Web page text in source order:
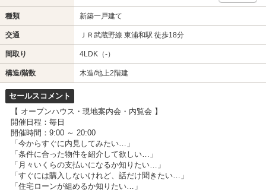
種類 新築一戸建て
交通 ＪＲ武蔵野線 東浦和駅 徒歩18分
間取り 4LDK（-）
構造/階数 木造/地上2階建
セールスコメント
【 オープンハウス・現地案内会・内覧会 】
開催日程：毎日
開催時間：9:00 ～ 20:00
「今からすぐに内見してみたい…」
「条件に合った物件を紹介して欲しい…」
「月々いくらの支払いになるか知りたい…」
「すぐには購入しないけれど、話だけ聞きたい…」
「住宅ローンが組めるか知りたい…」